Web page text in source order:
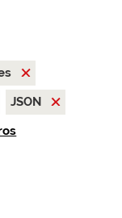
JSON